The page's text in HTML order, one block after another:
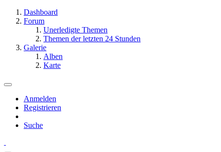
Dashboard
Forum
Unerledigte Themen
Themen der letzten 24 Stunden
Galerie
Alben
Karte
Anmelden
Registrieren
Suche